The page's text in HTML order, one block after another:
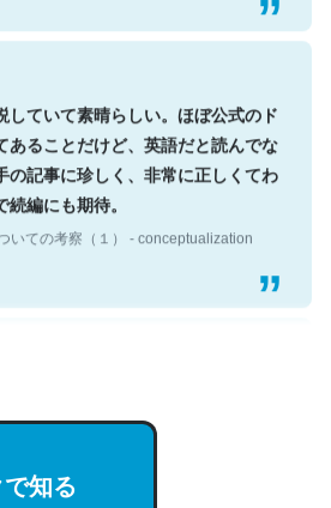
していて素晴らしい。ほぼ公式のド
あることだけど、英語だと読んでな
の記事に珍しく、非常に正しくてわ
続編にも期待。
いての考察（１） - conceptualization
知る